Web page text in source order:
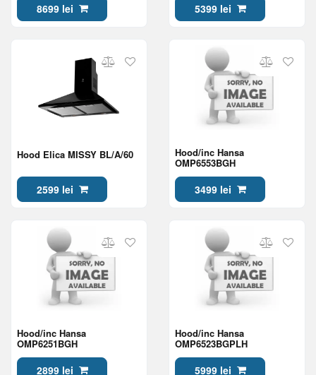
8699 lei 5399 lei
Hood Elica MISSY BL/A/60
2599 lei
Hood/inc Hansa
OMP6553BGH
3499 lei
Hood/inc Hansa
OMP6251BGH
2899 lei
Hood/inc Hansa
OMP6523BGPLH
5999 lei